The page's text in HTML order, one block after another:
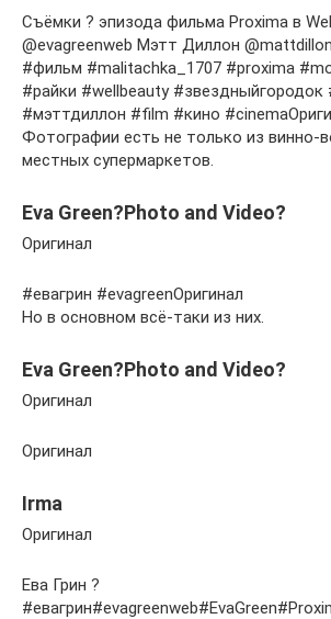
Съёмки ? эпизода фильма Proxima в
@evagreenweb Мэтт Диллон
#фильм #malitachka_1707 #proxima
#райки #wellbeauty #звездныйгородок
#мэттдиллон #film #кино
Фотографии есть не только из винно-
местных супермаркетов.
Eva Green?Photo and Video?
Оригинал
#евагрин #evagreenОригинал
Но в основном всё-таки из них.
Eva Green?Photo and Video?
Оригинал
Оригинал
Irma
Оригинал
Ева Грин ?